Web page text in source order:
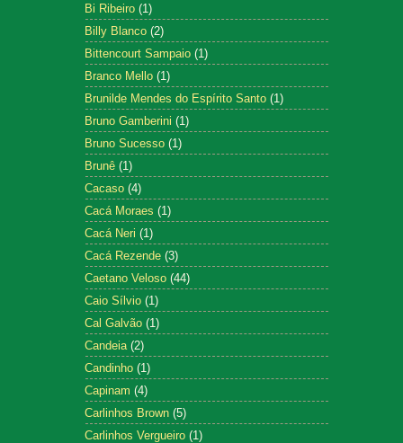
Bi Ribeiro (1)
Billy Blanco (2)
Bittencourt Sampaio (1)
Branco Mello (1)
Brunilde Mendes do Espírito Santo (1)
Bruno Gamberini (1)
Bruno Sucesso (1)
Brunê (1)
Cacaso (4)
Cacá Moraes (1)
Cacá Neri (1)
Cacá Rezende (3)
Caetano Veloso (44)
Caio Sílvio (1)
Cal Galvão (1)
Candeia (2)
Candinho (1)
Capinam (4)
Carlinhos Brown (5)
Carlinhos Vergueiro (1)